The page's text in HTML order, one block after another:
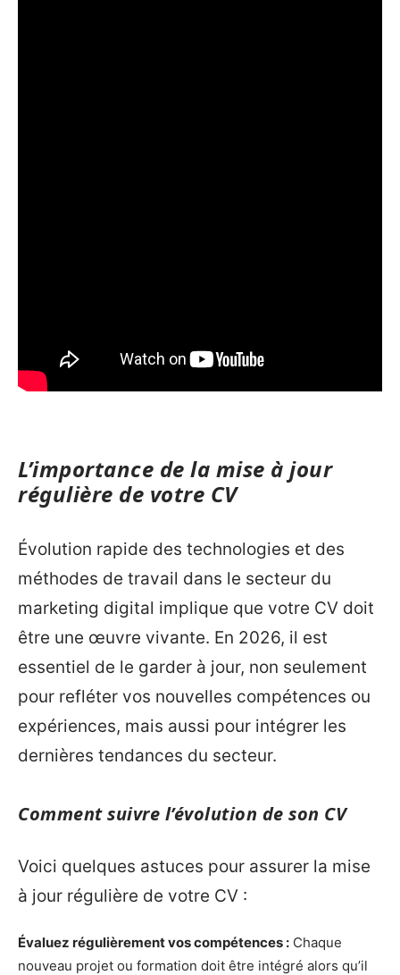
L’importance de la mise à jour
régulière de votre CV
Évolution rapide des technologies et des
méthodes de travail dans le secteur du
marketing digital implique que votre CV doit
être une œuvre vivante. En 2026, il est
essentiel de le garder à jour, non seulement
pour refléter vos nouvelles compétences ou
expériences, mais aussi pour intégrer les
dernières tendances du secteur.
Comment suivre l’évolution de son CV
Voici quelques astuces pour assurer la mise
à jour régulière de votre CV :
Évaluez régulièrement vos compétences : Chaque
nouveau projet ou formation doit être intégré alors qu’il